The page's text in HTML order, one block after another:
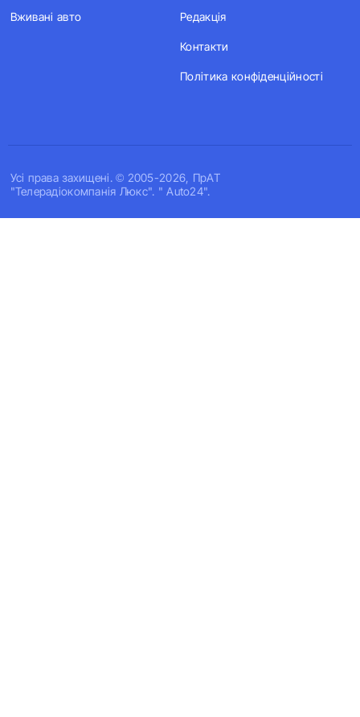
Усi права захищенi. © 2005-2026, ПрАТ
"Телерадіокомпанія Люкс". " Auto24".
Вживані авто Редакція
Контакти
Політика конфіденційності